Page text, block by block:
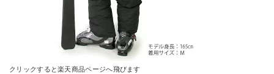
クリックすると楽天商品ページへ飛びます